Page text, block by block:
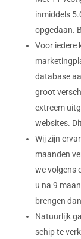
inmiddels
opgedaan.
Voor iedere
database
groot
extreem
websites.
Wij zijn
maanden
we volgens
u na 9
brengen
Natuurlijk
schip te